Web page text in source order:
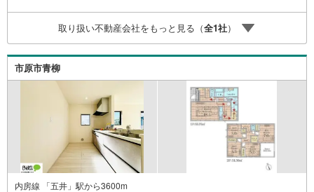
軽にお問合せ下さいませ！■この物件にお問い合わせして、
後日本ページ記載の金額でご成約された場合、PayPayポイ
ントをプレゼント！※ 条件等の詳細は 説明ページをご覧
ください。
取り扱い不動産会社をもっと見る（全1社）
市原市青柳
内房線 「五井」駅から3600m